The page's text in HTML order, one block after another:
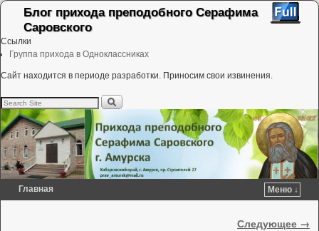
Блог прихода преподобного Серафима
Саровского
Ссылки
Группа прихода в Одноклассниках
Сайт находится в периоде разработки. Приносим свои извинения.
Главная
Меню ↓
Следующее →